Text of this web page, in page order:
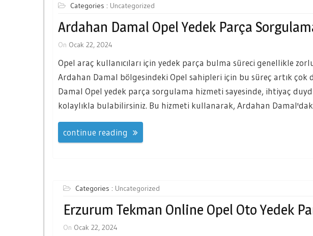
Categories : Uncategorized
Ardahan Damal Opel Yedek Parça
On Ocak 22, 2024
Opel araç kullanıcıları için yedek parça bulma süreci genellikle
Ardahan Damal bölgesindeki Opel sahipleri için bu süreç artık çok
Damal Opel yedek parça sorgulama hizmeti sayesinde, ihtiyaç
kolaylıkla bulabilirsiniz. Bu hizmeti kullanarak, Ardahan
continue reading
Categories : Uncategorized
Erzurum Tekman Online Opel Oto Yedek
On Ocak 22, 2024